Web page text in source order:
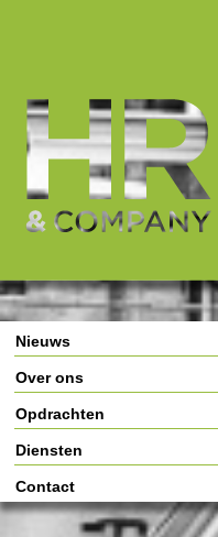
Nieuws
Over ons
Opdrachten
Diensten
Contact